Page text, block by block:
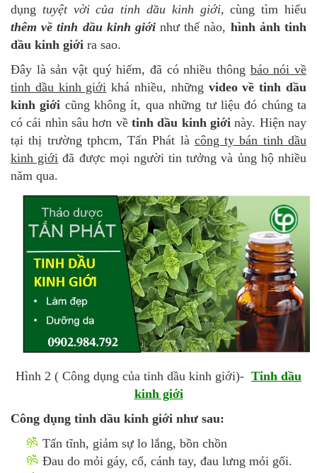
dụng tuyệt vời của tinh dầu kinh giới, cùng tìm hiểu
thêm về tinh dầu kinh giớinhư thế nào, hình ảnh tinh
dầu kinh giới ra sao.
Đây là sản vật quý hiếm, đã có nhiều thông báo nói về
tinh dầu kinh giới khá nhiều, những video về tinh dầu
kinh giới cũng không ít, qua những tư liệu đó chúng ta
có cái nhìn sâu hơn vềtinh dầu kinh giới này. Hiện nay
tại thị trường tphcm, Tấn Phát là công ty bán tinh dầu
kinh giới đã được mọi người tin tưởng và ủng hộ nhiều
năm qua.
Hình 2 ( Công dụng của tinh dầu kinh giới)- Tinh dầu
kinh giới
Công dụng tinh dầu kinh giới như sau:
Tấn tĩnh, giảm sự lo lắng, bồn chồn
Đau do mỏi gáy, cổ, cánh tay, đau lưng mỏi gối.